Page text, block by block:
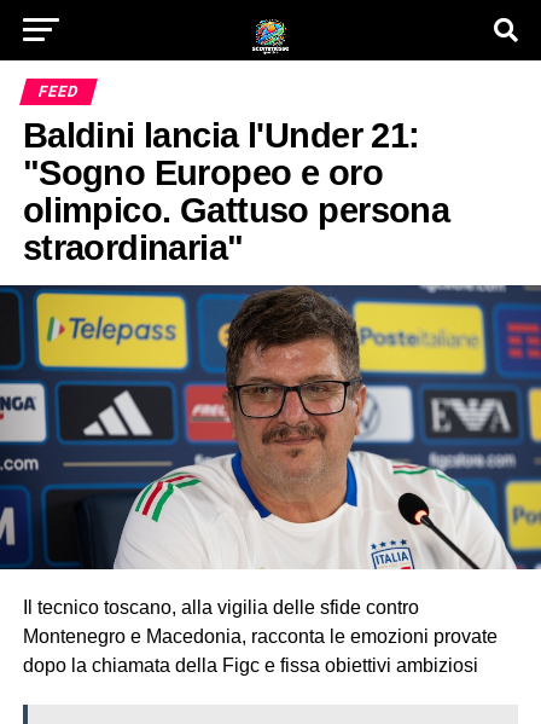
FEED
Baldini lancia l'Under 21:
"Sogno Europeo e oro
olimpico. Gattuso persona
straordinaria"
Il tecnico toscano, alla vigilia delle sfide contro
Montenegro e Macedonia, racconta le emozioni provate
dopo la chiamata della Figc e fissa obiettivi ambiziosi